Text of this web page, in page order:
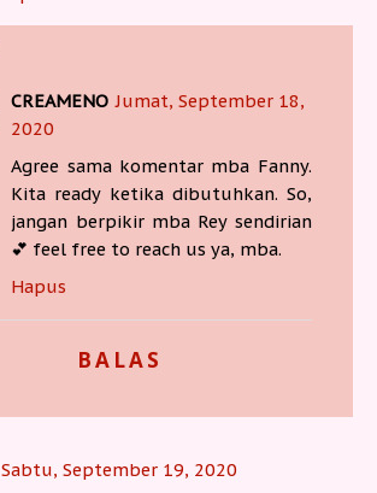
CREAMENO Jumat, September 18,
2020
Agree sama komentar mba Fanny.
Kita ready ketika dibutuhkan. So,
jangan berpikir mba Rey sendirian
💕 feel free to reach us ya, mba.
Hapus
BALAS
Sabtu, September 19, 2020